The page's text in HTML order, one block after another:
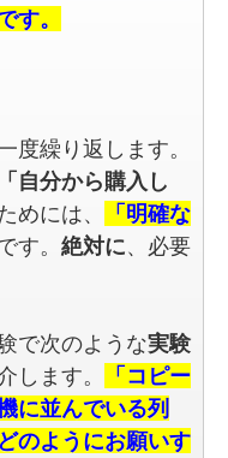
す。
度繰り返します。
「自分から購入し
めには、
「明確な
す。 絶対に、必要
で次のような実験
します。
「コピー
に並んでいる列
のようにお願いす